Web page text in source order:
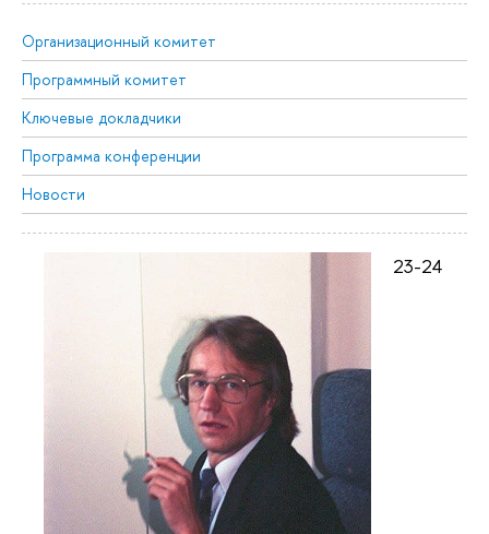
Организационный комитет
Программный комитет
Ключевые докладчики
Программа конференции
Новости
23-24